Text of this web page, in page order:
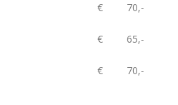
€ 70,-
€ 65,-
€ 70,-